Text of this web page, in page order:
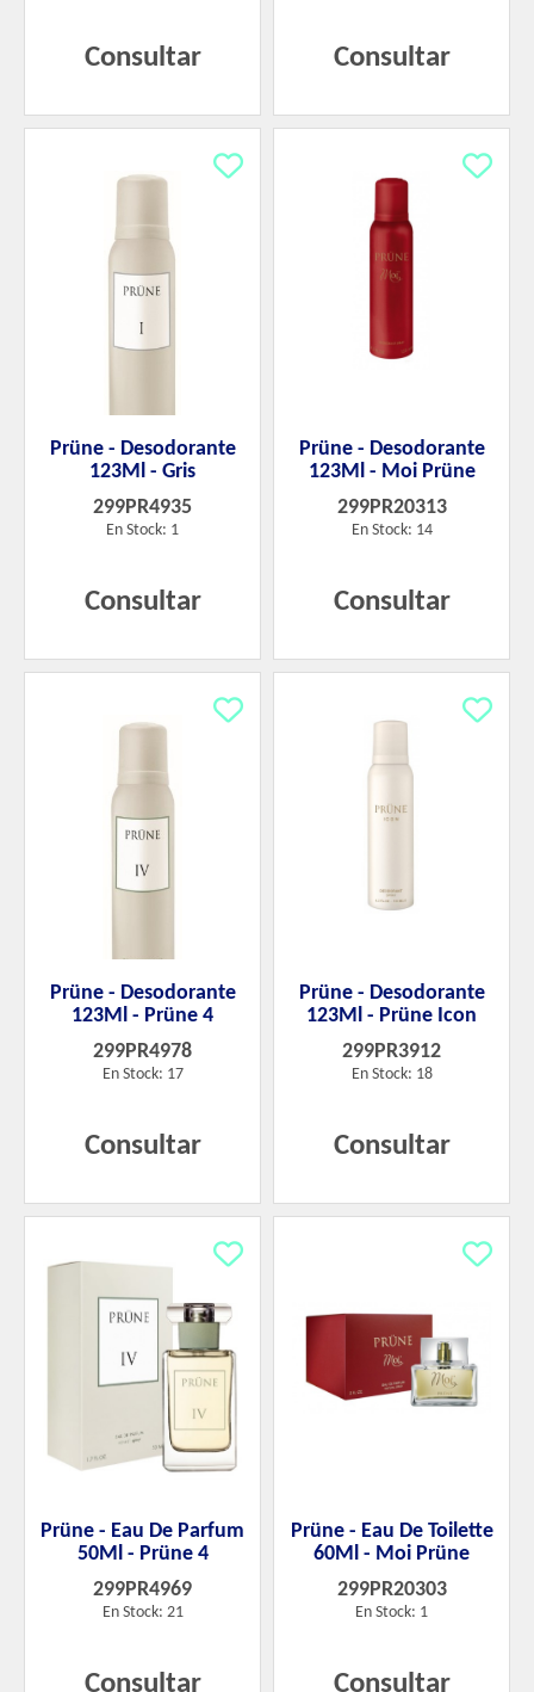
Consultar Consultar
Prüne - Desodorante
123Ml - Gris
299PR4935
En Stock: 1
Consultar
Prüne - Desodorante
123Ml - Moi Prüne
299PR20313
En Stock: 14
Consultar
Prüne - Desodorante
123Ml - Prüne 4
299PR4978
En Stock: 17
Consultar
Prüne - Desodorante
123Ml - Prüne Icon
299PR3912
En Stock: 18
Consultar
Prüne - Eau De Parfum
50Ml - Prüne 4
299PR4969
En Stock: 21
Consultar
Prüne - Eau De Toilette
60Ml - Moi Prüne
299PR20303
En Stock: 1
Consultar